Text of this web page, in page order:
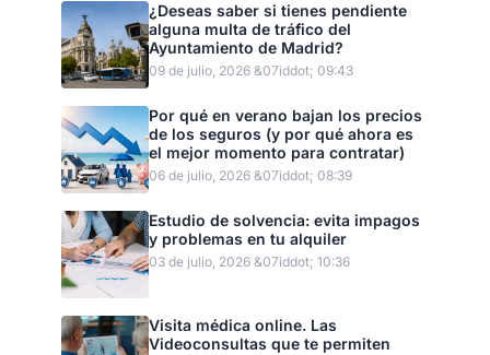
¿Deseas saber si tienes pendiente
alguna multa de tráfico del
Ayuntamiento de Madrid?
09 de julio, 2026 &07iddot; 09:43
Por qué en verano bajan los precios
de los seguros (y por qué ahora es
el mejor momento para contratar)
06 de julio, 2026 &07iddot; 08:39
Estudio de solvencia: evita impagos
y problemas en tu alquiler
03 de julio, 2026 &07iddot; 10:36
Visita médica online. Las
Videoconsultas que te permiten